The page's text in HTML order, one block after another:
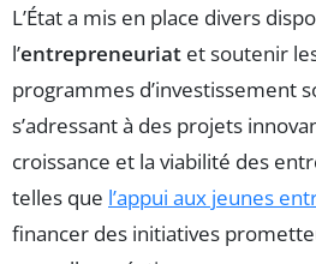
L’État a mis en place divers
l’entrepreneuriat et soutenir
programmes d’investissement
s’adressant à des projets
croissance et la viabilité des
telles que l’appui aux jeunes
financer des initiatives